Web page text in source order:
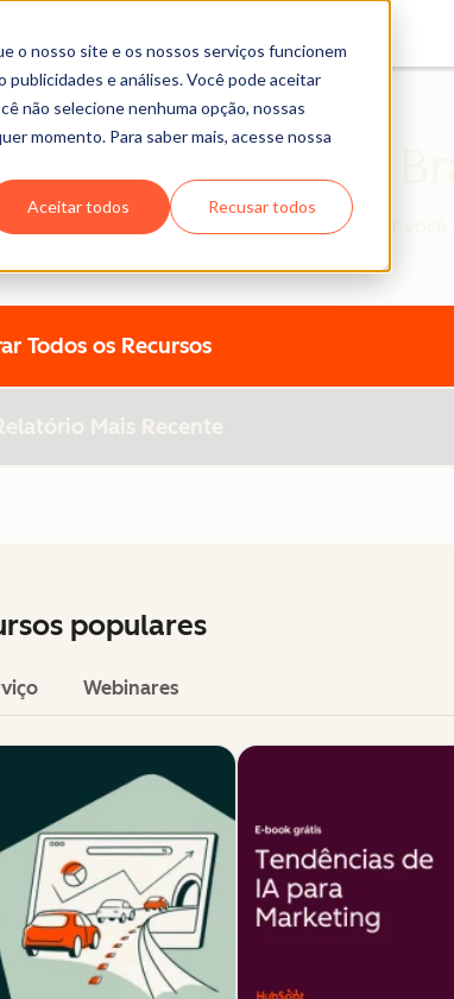
o nosso site e os nossos serviços funcionem
e análises. Você pode aceitar
não selecione nenhuma opção, nossas
momento. Para saber mais, acesse nossa
Aceitar todos Recusar todos
da HubSpot
mais - tudo desenvolvido para ajudar você
Todos os Recursos
Mais Recente
populares
Webinares